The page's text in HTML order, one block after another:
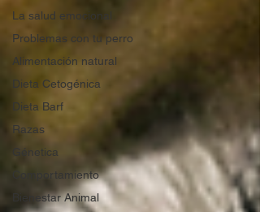
La salud emocional
Problemas con tu perro
Alimentación natural
Dieta Cetogénica
Dieta Barf
Razas
Génetica
Comportamiento
Bienestar Animal